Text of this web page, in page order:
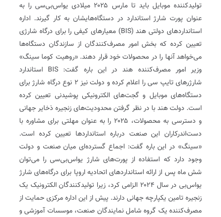
تولید‌کننده موبایل باید تا مارس ۲۰۲۵ میلادی یو‌اس‌بی‌سی را به
عنوان پورت شارژ استاندارد در دستگاه‌هایشان به کار گیرند. اداره
استانداردهای دولتی هند (BIS) معیارهای کیفی را برای درگاه شارژی
تعیین کرده که بخش امور مصرف‌کنندگان از سازندگان دستگاه‌ها
می‌خواهد آنها را در محصولات خود قرار دهند. «روهیت کوما سینگ»
وزیر امور مصرف‌کننده هند در این باره گفت: BIS استاندارد
شارژرهای تایپ سی را اعلام کرده و دولت نیز ۲ نوع درگاه شارژ برای
دستگاه‌های موبایل و گجت‌های الکترونیکی پوشیدنی تعیین کرده
است. دولت هند با در نظر گرفتن محدودیت‌های زنجیره ذخایر جهانی
و دسترسی به محصولات، ‌۲۰۲۵ را به عنوان مهلتی برای مشاوره با
دست‌اندرکاران این صنعت درباره استانداردها تعیین کرده است.
«سینگ» در این باره گفت: اجماع گسترده‌ای میان صنعت و دولت
وجود دارد که استفاده از پورت‌های شارژ یو‌اس‌بی‌سی را می‌توان
شش ماه پس از ارائه استانداردهای اتحادیه اروپا برای درگاه‌های شارژ
یو‌اس‌بی در سال ۲۰۲۴ الزامی کرد، زیرا تولیدکنندگان الکترونیک یک
زنجیره تامین یکپارچه جهانی دارند. پیش از این اداره مرکزی حمایت از
مصرف‌کننده یک گروه شامل نمایندگان صنعت، موسسات آموزشی و